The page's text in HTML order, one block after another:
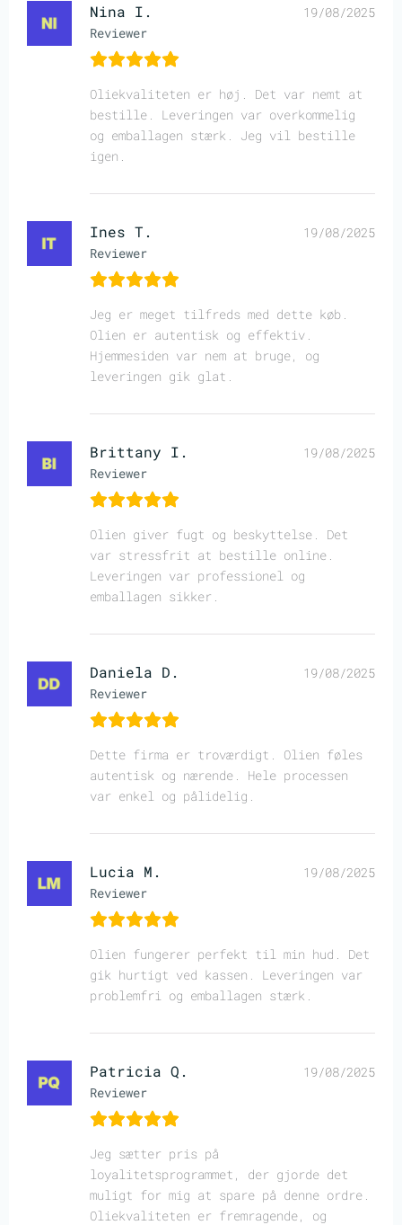
Nina I.
Reviewer
19/08/2025
Oliekvaliteten er høj. Det var nemt at
bestille. Leveringen var overkommelig
og emballagen stærk. Jeg vil bestille
igen.
Ines T.
Reviewer
19/08/2025
Jeg er meget tilfreds med dette køb.
Olien er autentisk og effektiv.
Hjemmesiden var nem at bruge, og
leveringen gik glat.
Brittany I.
Reviewer
19/08/2025
Olien giver fugt og beskyttelse. Det
var stressfrit at bestille online.
Leveringen var professionel og
emballagen sikker.
Daniela D.
Reviewer
19/08/2025
Dette firma er troværdigt. Olien føles
autentisk og nærende. Hele processen
var enkel og pålidelig.
Lucia M.
Reviewer
19/08/2025
Olien fungerer perfekt til min hud. Det
gik hurtigt ved kassen. Leveringen var
problemfri og emballagen stærk.
Patricia Q.
Reviewer
19/08/2025
Jeg sætter pris på
loyalitetsprogrammet, der gjorde det
muligt for mig at spare på denne ordre.
Oliekvaliteten er fremragende, og